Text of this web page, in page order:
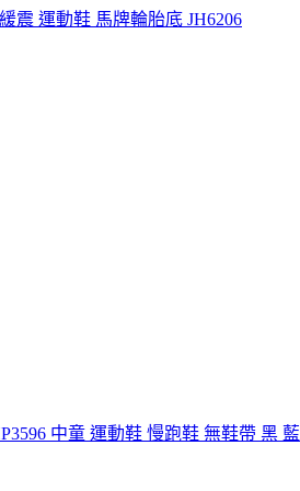
震 運動鞋 馬牌輪胎底 JH6206
中童 運動鞋 慢跑鞋 無鞋帶 黑 藍